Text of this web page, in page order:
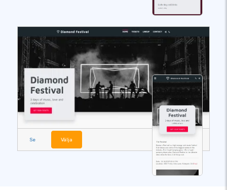
Se Välja